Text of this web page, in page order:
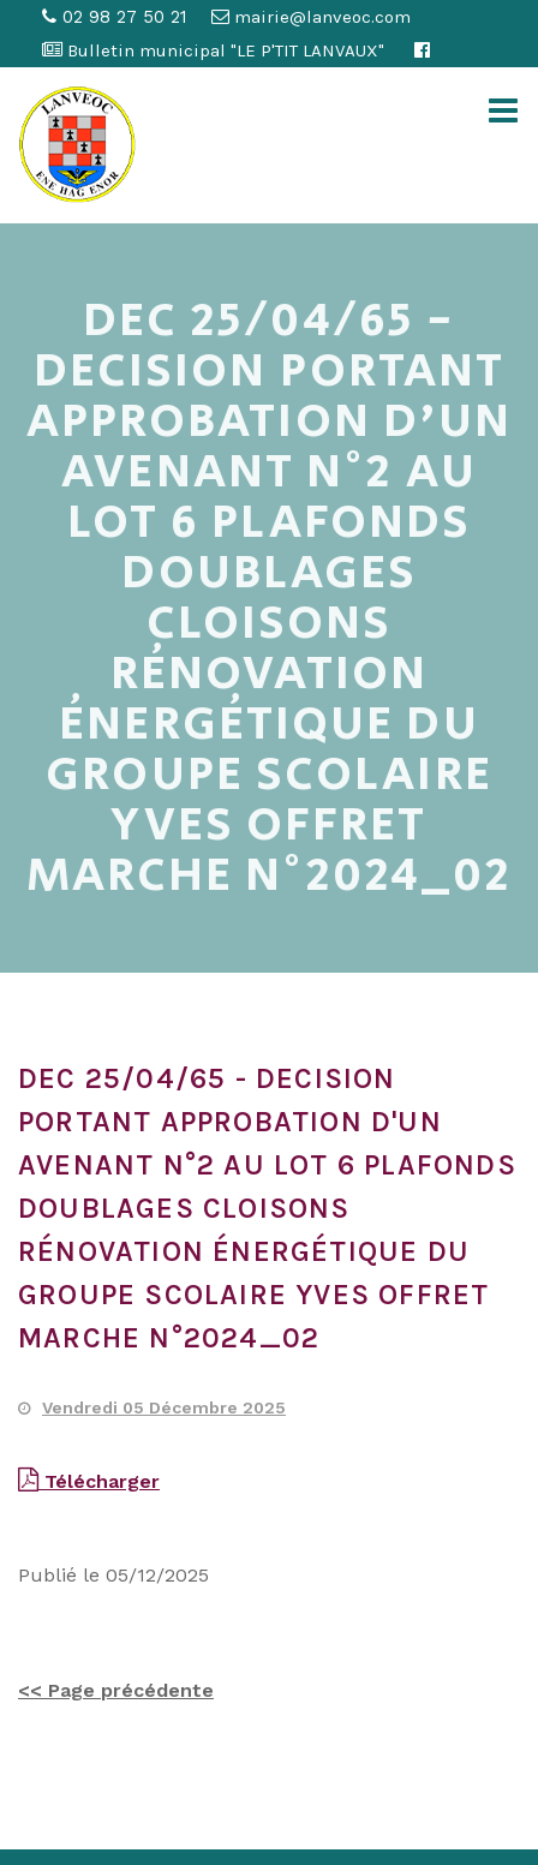
02 98 27 50 21
mairie@lanveoc.com
Bulletin municipal "LE P'TIT LANVAUX"
DEC 25/04/65 -
DECISION PORTANT
APPROBATION D'UN
AVENANT N°2 AU
LOT 6 PLAFONDS
DOUBLAGES
CLOISONS
RÉNOVATION
ÉNERGÉTIQUE DU
GROUPE SCOLAIRE
YVES OFFRET
MARCHE N°2024_02
DEC 25/04/65 - DECISION
PORTANT APPROBATION D'UN
AVENANT N°2 AU LOT 6 PLAFONDS
DOUBLAGES CLOISONS
RÉNOVATION ÉNERGÉTIQUE DU
GROUPE SCOLAIRE YVES OFFRET
MARCHE N°2024_02
Vendredi 05 Décembre 2025
Télécharger
Publié le 05/12/2025
<< Page précédente